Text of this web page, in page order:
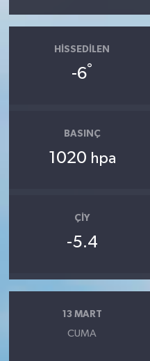
HISSEDILEN
-6°
BASINÇ
1020 hpa
ÇIY
-5.4
13 MART
CUMA